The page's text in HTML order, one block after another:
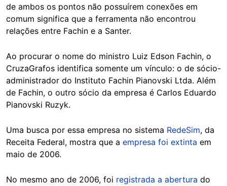
de ambos os pontos não possuírem conexões em
comum significa que a ferramenta não encontrou
relações entre Fachin e a Santer.
Ao procurar o nome do ministro Luiz Edson Fachin, o
CruzaGrafos identifica somente um vínculo: o de sócio-
administrador do Instituto Fachin Pianovski Ltda. Além
de Fachin, o outro sócio da empresa é Carlos Eduardo
Pianovski Ruzyk.
Uma busca por essa empresa no sistema RedeSim, da
Receita Federal, mostra que a empresa foi extinta em
maio de 2006.
No mesmo ano de 2006, foi registrada a abertura do